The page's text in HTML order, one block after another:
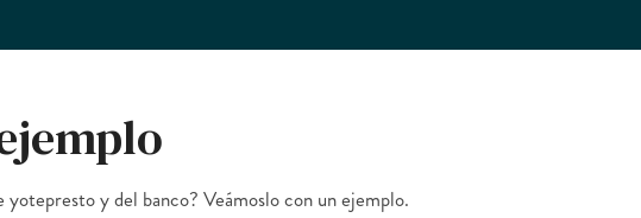
y del banco? Veámoslo con un ejemplo.